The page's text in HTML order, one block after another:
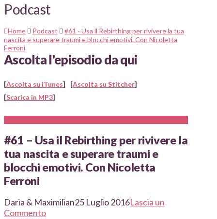
Podcast
Home Podcast
#61 - Usa il Rebirthing per rivivere la tua
nascita e superare traumi e blocchi emotivi. Con Nicoletta
Ferroni
Ascolta l'episodio da qui
[Ascolta su iTunes] [Ascolta su Stitcher]
[Scarica in MP3]
#61 – Usa il Rebirthing per rivivere la
tua nascita e superare traumi e
blocchi emotivi. Con Nicoletta
Ferroni
Daria & Maximilian25 Luglio 2016Lascia un
Commento